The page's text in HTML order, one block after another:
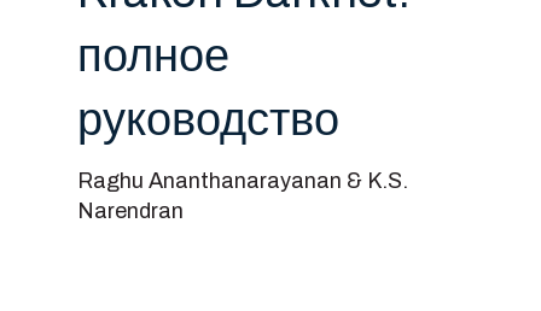
полное
руководство
Raghu Ananthanarayanan & K.S.
Narendran